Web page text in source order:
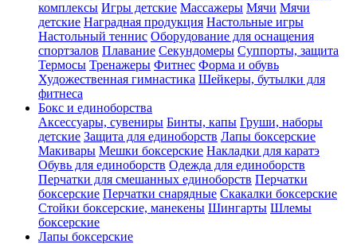
комплексы Игры детские Массажеры Мячи Мячи
детские Наградная продукция Настольные игры
Настольный теннис Оборудование для оснащения
спортзалов Плавание Секундомеры Суппорты, защита
Термосы Тренажеры Фитнес Форма и обувь
Художественная гимнастика Шейкеры, бутылки для
фитнеса
Бокс и единоборства
Аксессуары, сувениры Бинты, капы Груши, наборы
детские Защита для единоборств Лапы боксерские
Макивары Мешки боксерские Накладки для каратэ
Обувь для единоборств Одежда для единоборств
Перчатки для смешанных единоборств Перчатки
боксерские Перчатки снарядные Скакалки боксерские
Стойки боксерские, манекены Шингарты Шлемы
боксерские
Лапы боксерские